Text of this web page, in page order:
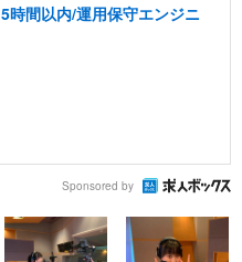
時間以内/運用保守エンジニ
Sponsored by